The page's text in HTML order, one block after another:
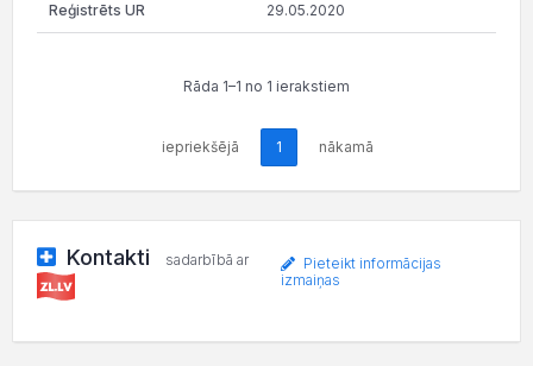
29.05.2020
Rāda 1–1 no 1 ierakstiem
iepriekšējā 1 nākamā
Kontakti sadarbībā ar
Pieteikt informācijas
izmaiņas